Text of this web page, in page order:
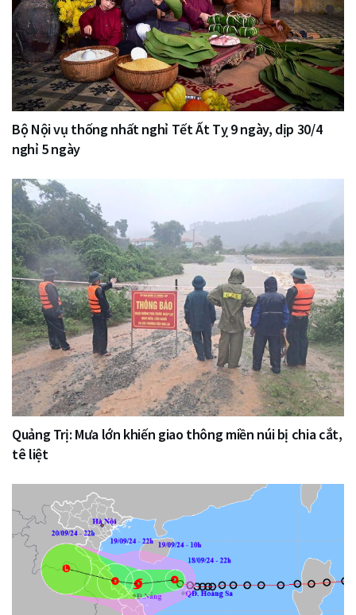
Bộ Nội vụ thống nhất nghỉ Tết Ất Tỵ 9 ngày, dịp 30/4
nghỉ 5 ngày
Quảng Trị: Mưa lớn khiến giao thông miền núi bị chia cắt,
tê liệt